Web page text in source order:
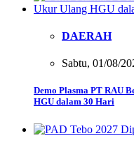
DAERAH
Sabtu, 01/08/
Demo Plasma PT RAU
HGU dalam 30 Hari